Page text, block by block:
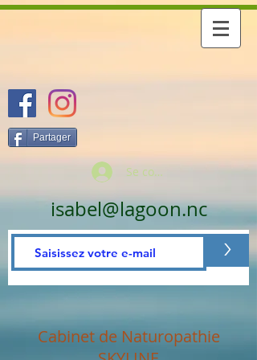
Partager
Se connecter
isabel@lagoon.nc
>
Cabinet de Naturopathie